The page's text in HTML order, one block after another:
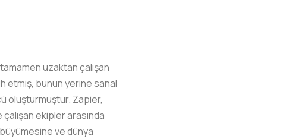
uzaktan çalışan
etmiş, bunun yerine sanal
oluşturmuştur. Zapier,
ekipler arasında
büyümesine ve dünya